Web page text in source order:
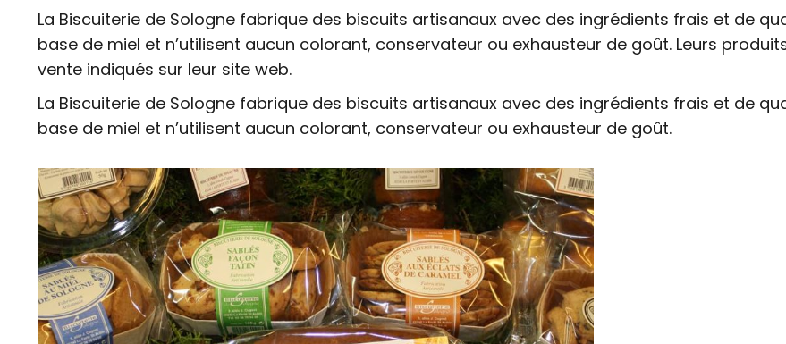
La Biscuiterie de Sologne fabrique des biscuits artisanaux avec des ingrédients frais et de
base de miel et n’utilisent aucun colorant, conservateur ou exhausteur de goût. Leurs
vente indiqués sur leur site web.
La Biscuiterie de Sologne fabrique des biscuits artisanaux avec des ingrédients frais et de
base de miel et n’utilisent aucun colorant, conservateur ou exhausteur de goût.